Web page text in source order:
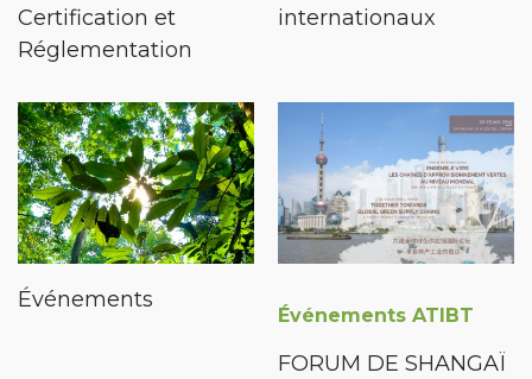
Certification et
Réglementation
internationaux
Événements
Événements ATIBT
FORUM DE SHANGAÏ